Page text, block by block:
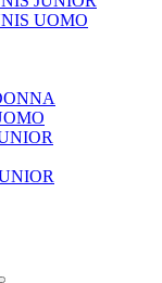
UOMO